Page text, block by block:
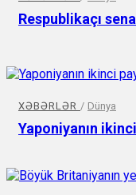
Respublikaçı
XƏBƏRLƏR / Dünya
Yaponiyanın